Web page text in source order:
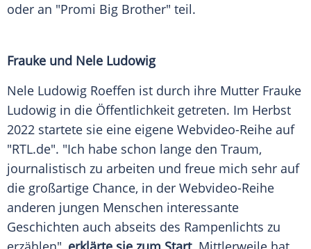
oder an "Promi Big Brother" teil.
Frauke und Nele Ludowig
Nele Ludowig Roeffen ist durch ihre Mutter Frauke
Ludowig in die Öffentlichkeit getreten. Im Herbst
2022 startete sie eine eigene Webvideo-Reihe auf
"RTL.de". "Ich habe schon lange den Traum,
journalistisch zu arbeiten und freue mich sehr auf
die großartige Chance, in der Webvideo-Reihe
anderen jungen Menschen interessante
Geschichten auch abseits des Rampenlichts zu